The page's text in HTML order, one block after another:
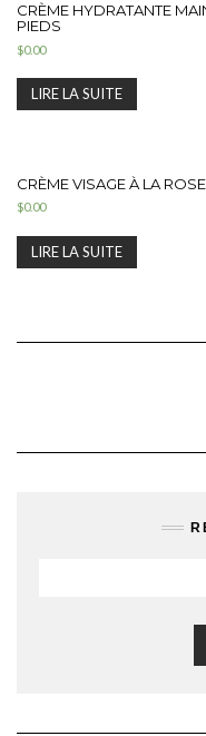
CRÈME HYDRATANTE
PIEDS
$0.00
LIRE LA SUITE
CRÈME VISAGE À LA ROSE
$0.00
LIRE LA SUITE